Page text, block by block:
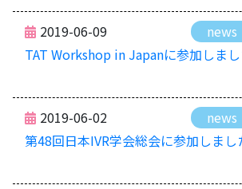
2019-06-09
news
TAT Workshop in Japanに参加しまし
2019-06-02
news
第48回日本IVR学会総会に参加しまし